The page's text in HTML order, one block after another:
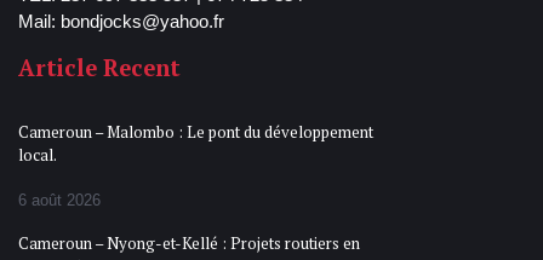
Mail: bondjocks@yahoo.fr
Article Recent
Cameroun – Malombo : Le pont du développement
local.
6 août 2026
Cameroun – Nyong-et-Kellé : Projets routiers en